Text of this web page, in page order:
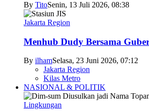
By TitoSenin, 13 Juli 2026, 08:38
Jakarta Region
Menhub Dudy Bersama
By ilhamSelasa, 23 Juni 2026, 07:12
Jakarta Region
Kilas Metro
NASIONAL & POLITIK
Lingkungan